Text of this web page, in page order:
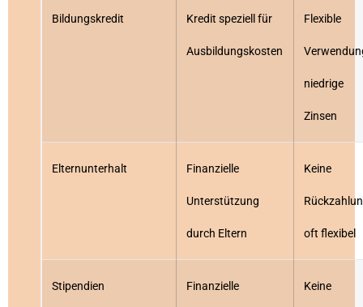
Bildungskredit Kredit speziell für
Ausbildungskosten
Flexible
niedrige
Zinsen
Elternunterhalt Finanzielle
Unterstützung
durch Eltern
Keine
oft flexibel
Stipendien Finanzielle Keine